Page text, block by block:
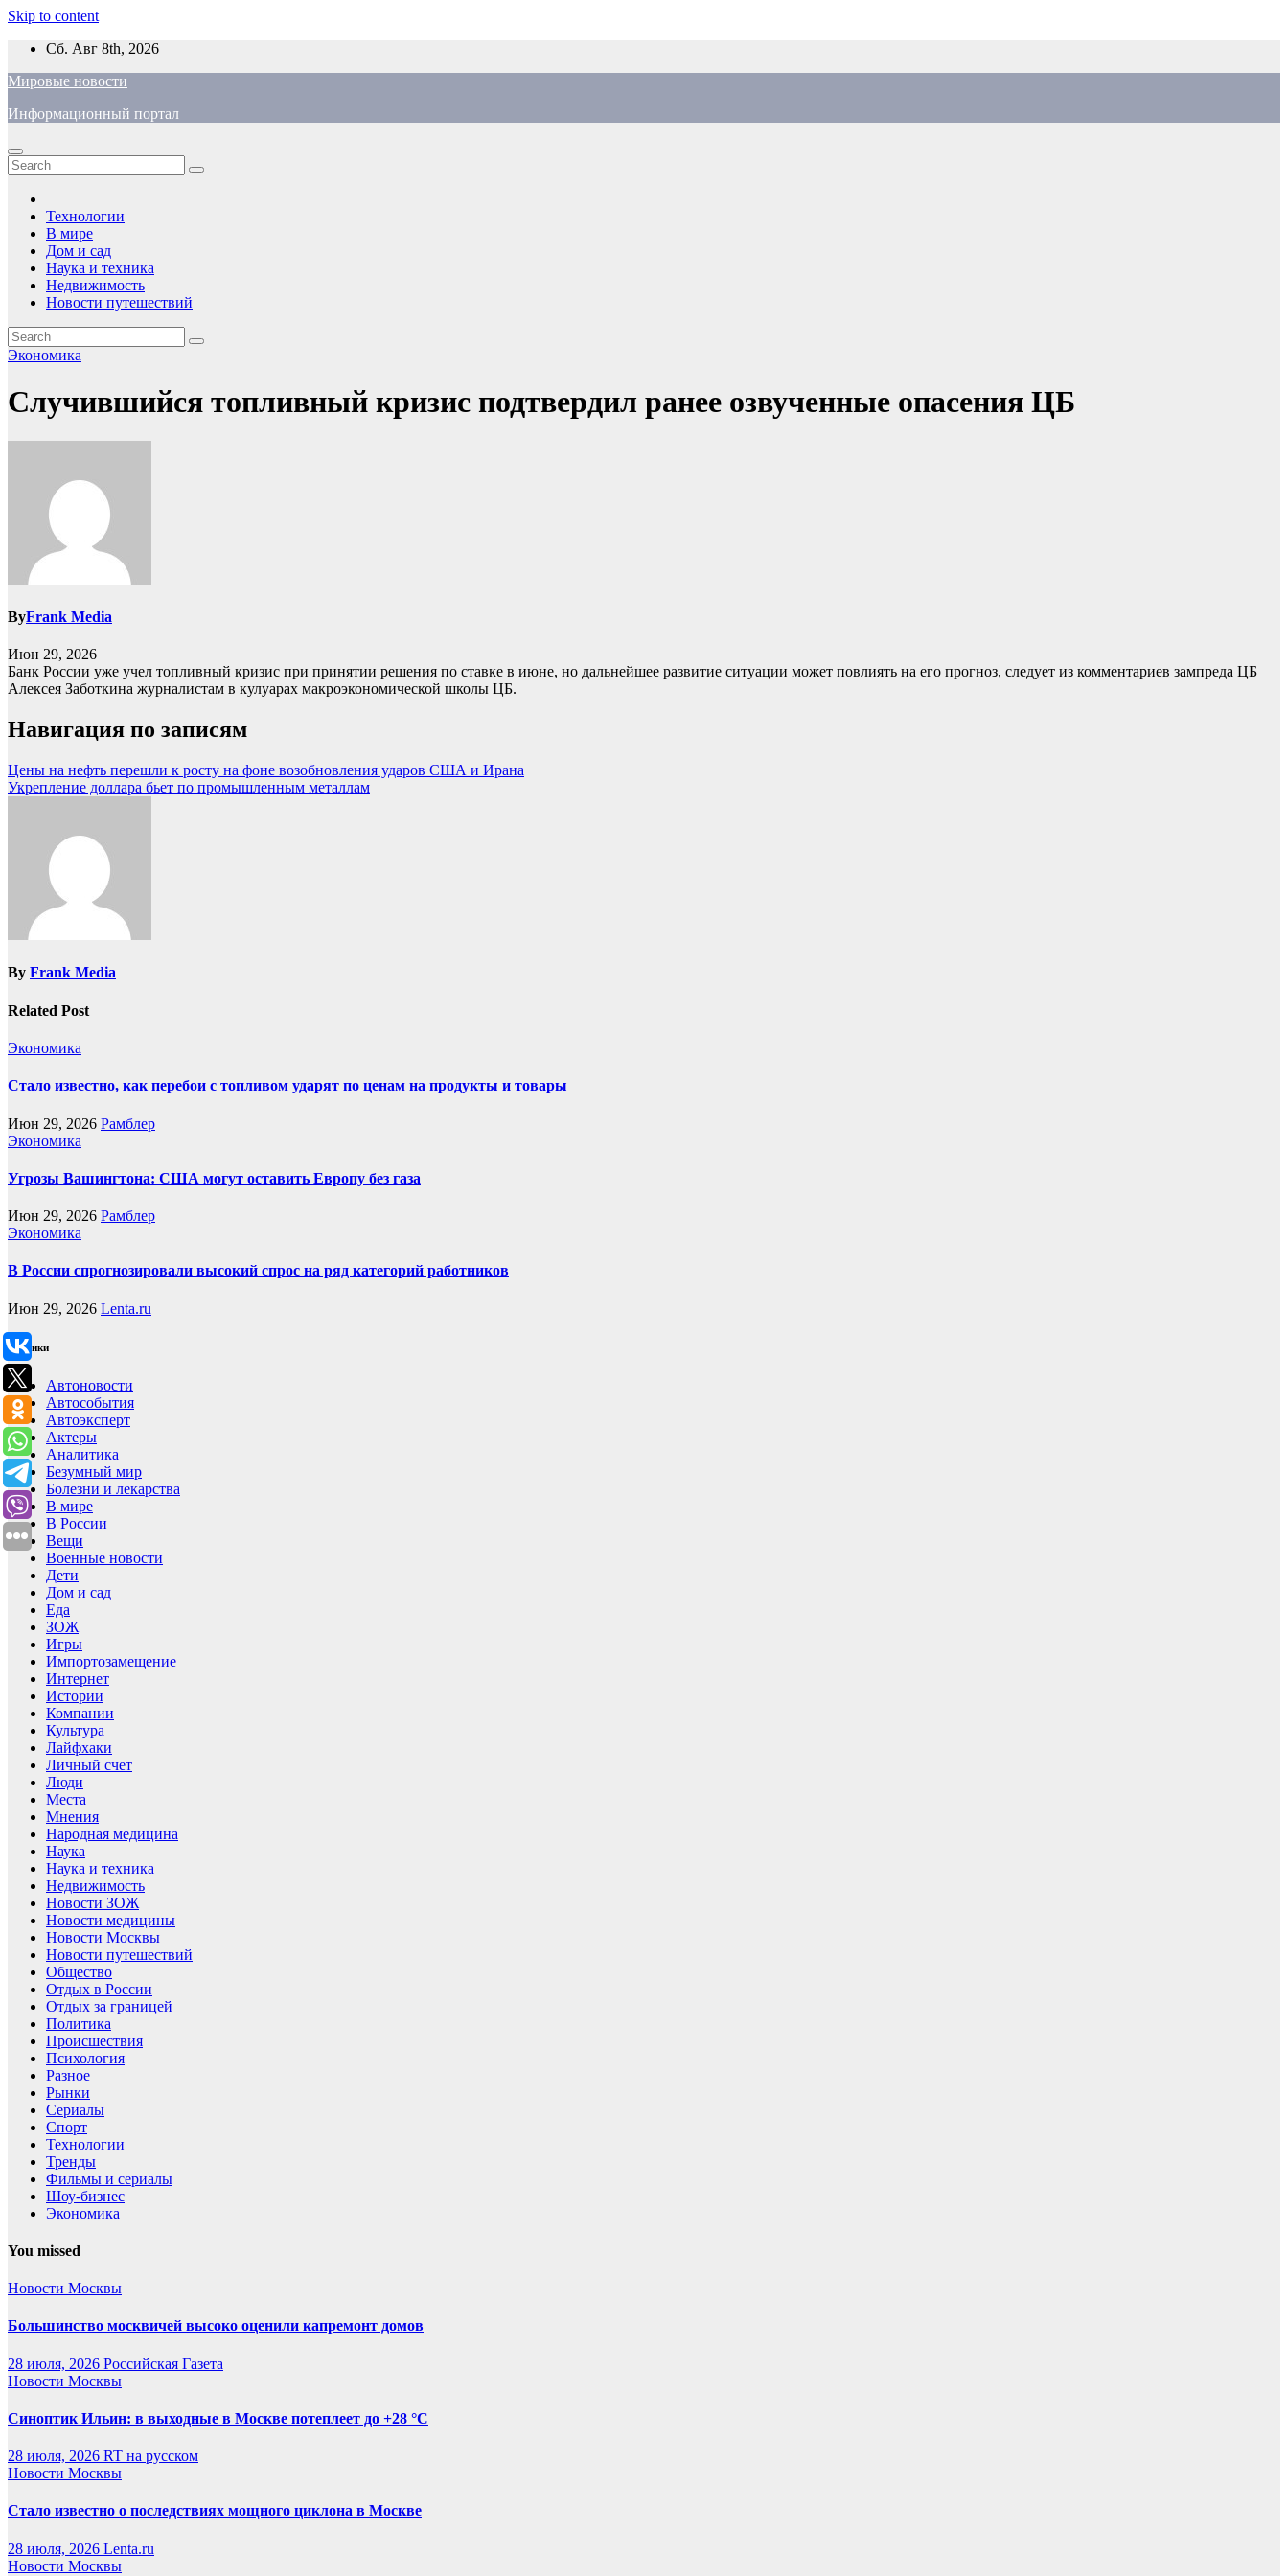
Skip to content
Сб. Авг 8th, 2026
Мировые новости
Информационный портал
Технологии
В мире
Дом и сад
Наука и техника
Недвижимость
Новости путешествий
Экономика
Случившийся топливный кризис подтвердил ранее озвученные опасения ЦБ
ByFrank Media
Июн 29, 2026
Банк России уже учел топливный кризис при принятии решения по ставке в июне, но дальнейшее развитие ситуации может повлиять на его прогноз, следует из комментариев зампреда ЦБ
Алексея Заботкина журналистам в кулуарах макроэкономической школы ЦБ.
Навигация по записям
Цены на нефть перешли к росту на фоне возобновления ударов США и Ирана
Укрепление доллара бьет по промышленным металлам
By Frank Media
Related Post
Экономика
Стало известно, как перебои с топливом ударят по ценам на продукты и товары
Июн 29, 2026 Рамблер
Экономика
Угрозы Вашингтона: США могут оставить Европу без газа
Июн 29, 2026 Рамблер
Экономика
В России спрогнозировали высокий спрос на ряд категорий работников
Июн 29, 2026 Lenta.ru
Рубрики
Автоновости
Автособытия
Автоэксперт
Актеры
Аналитика
Безумный мир
Болезни и лекарства
В мире
В России
Вещи
Военные новости
Дети
Дом и сад
Еда
ЗОЖ
Игры
Импортозамещение
Интернет
Истории
Компании
Культура
Лайфхаки
Личный счет
Люди
Места
Мнения
Народная медицина
Наука
Наука и техника
Недвижимость
Новости ЗОЖ
Новости медицины
Новости Москвы
Новости путешествий
Общество
Отдых в России
Отдых за границей
Политика
Происшествия
Психология
Разное
Рынки
Сериалы
Спорт
Технологии
Тренды
Фильмы и сериалы
Шоу-бизнес
Экономика
You missed
Новости Москвы
Большинство москвичей высоко оценили капремонт домов
28 июля, 2026 Российская Газета
Новости Москвы
Синоптик Ильин: в выходные в Москве потеплеет до +28 °C
28 июля, 2026 RT на русском
Новости Москвы
Стало известно о последствиях мощного циклона в Москве
28 июля, 2026 Lenta.ru
Новости Москвы